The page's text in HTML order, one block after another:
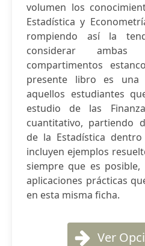
volumen los
Estadística y
rompiendo así la
considerar ambas
compartimentos
presente libro es una
aquellos estudiantes
estudio de las
cuantitativo, partiendo
de la Estadística
incluyen ejemplos
siempre que es
aplicaciones prácticas
en esta misma ficha.
Ver